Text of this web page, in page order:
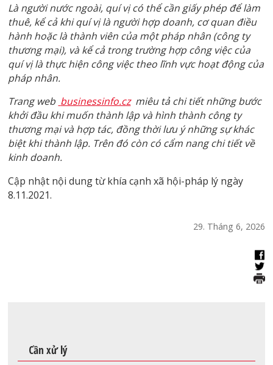
Là người nước ngoài, quí vị có thể cần giấy phép để làm
thuê, kể cả khi quí vị là người hợp doanh, cơ quan điều
hành hoặc là thành viên của một pháp nhân (công ty
thương mại), và kể cả trong trường hợp công việc của
quí vị là thực hiện công việc theo lĩnh vực hoạt động của
pháp nhân.
Trang web businessinfo.cz miêu tả chi tiết những bước
khởi đầu khi muốn thành lập và hình thành công ty
thương mại và hợp tác, đồng thời lưu ý những sự khác
biệt khi thành lập. Trên đó còn có cẩm nang chi tiết về
kinh doanh.
Cập nhật nội dung từ khía cạnh xã hội-pháp lý ngày
8.11.2021.
29. Tháng 6, 2026
Cần xử lý